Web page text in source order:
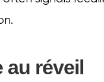
au réveil